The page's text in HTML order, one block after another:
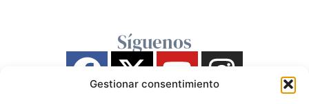
Gestionar consentimiento
Síguenos